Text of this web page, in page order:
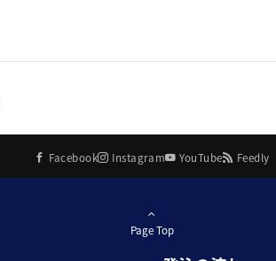
Facebook Instagram YouTube Feedly
Page Top